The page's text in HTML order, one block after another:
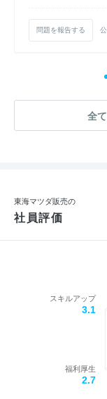
問題を報告する
全
東海マツダ販売の
社員評価
福利厚生
2.7
スキルアップ
3.1